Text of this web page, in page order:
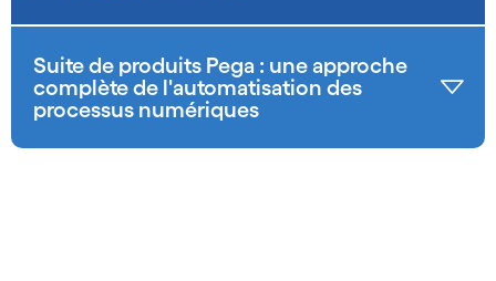
Suite de produits Pega : une approche
complète de l'automatisation des
processus numériques